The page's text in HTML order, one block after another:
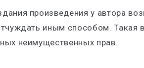
произведения у автора
иным способом. Такая
неимущественных прав.